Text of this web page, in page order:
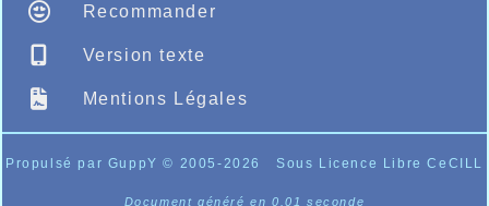
Recommander
Version texte
Mentions Légales
Propulsé par GuppY© 2005-2026 Sous Licence Libre CeCILL
Document généré en 0.01 seconde